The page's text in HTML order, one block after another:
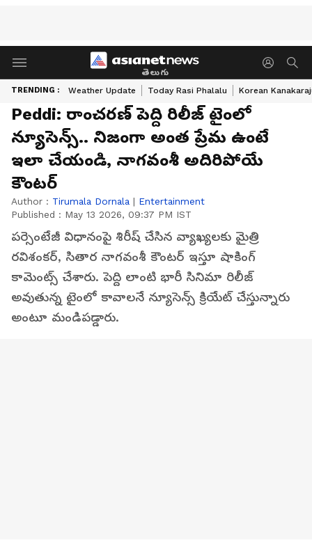
తెలుగు
TRENDING : Weather Update Today Rasi Phalalu Korean
Peddi: రాంచరణ్ పెద్ది రిలీజ్ టైంలో
న్యూసెన్స్.. నిజంగా అంత ప్రేమ ఉంటే
ఇలా చేయండి, నాగవంశీ అదిరిపోయే
కౌంటర్
Author : Tirumala Dornala | Entertainment
Published : May 13 2026, 09:37 PM IST
పర్సెంటేజీ విధానంపై శిరీష్ చేసిన వ్యాఖ్యలకు మైత్రి
రవిశంకర్, సితార నాగవంశీ కౌంటర్ ఇస్తూ షాకింగ్
కామెంట్స్ చేశారు. పెద్ది లాంటి భారీ సినిమా రిలీజ్
అవుతున్న టైంలో కావాలనే న్యూసెన్స్ క్రియేట్ చేస్తున్నారు
అంటూ మండిపడ్డారు.